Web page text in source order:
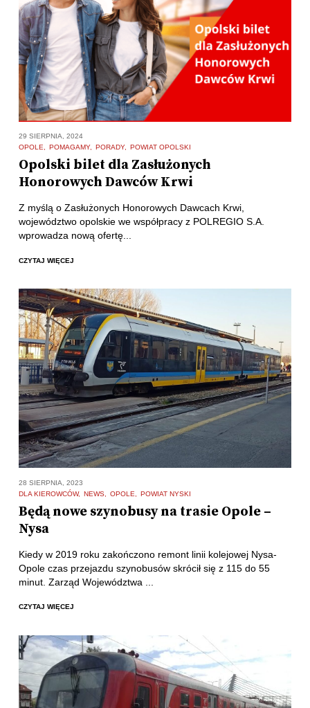
29 SIERPNIA, 2024
OPOLE
POMAGAMY PORADY POWIAT OPOLSKI
Opolski bilet dla Zasłużonych
Honorowych Dawców Krwi
Z myślą o Zasłużonych Honorowych Dawcach Krwi,
województwo opolskie we współpracy z POLREGIO S.A.
wprowadza nową ofertę...
CZYTAJ WIĘCEJ
28 SIERPNIA, 2023
DLA KIEROWCÓW
NEWS OPOLE POWIAT NYSKI
Będą nowe szynobusy na trasie Opole –
Nysa
Kiedy w 2019 roku zakończono remont linii kolejowej Nysa-
Opole czas przejazdu szynobusów skrócił się z 115 do 55
minut. Zarząd Województwa ...
CZYTAJ WIĘCEJ